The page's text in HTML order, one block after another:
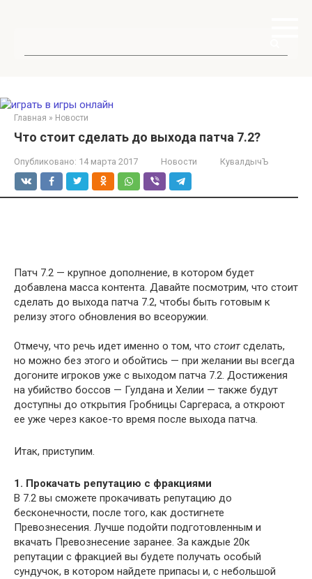
Главная » Новости
Что стоит сделать до выхода патча 7.2?
Опубликовано: 14 марта 2017 Новости КувалдычЪ
Патч 7.2 — крупное дополнение, в котором будет
добавлена масса контента. Давайте посмотрим, что стоит
сделать до выхода патча 7.2, чтобы быть готовым к
релизу этого обновления во всеоружии.
Отмечу, что речь идет именно о том, что стоитсделать,
но можно без этого и обойтись — при желании вы всегда
догоните игроков уже с выходом патча 7.2. Достижения
на убийство боссов — Гулдана и Хелии — также будут
доступны до открытия Гробницы Саргераса, а откроют
ее уже через какое-то время после выхода патча.
Итак, приступим.
1. Прокачать репутацию с фракциями
В 7.2 вы сможете прокачивать репутацию до
бесконечности, после того, как достигнете
Превознесения. Лучше подойти подготовленным и
вкачать Превознесение заранее. За каждые 20к
репутации с фракцией вы будете получать особый
сундучок, в котором найдете припасы и, с небольшой